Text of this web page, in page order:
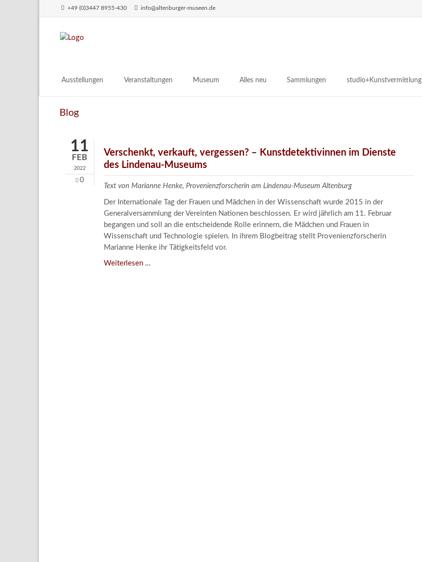
+49 (0)3447 8955-430 info@altenburger-museen.de
Ausstellungen
Aktuell
Veranstaltungen Museum
Digitales
Team
Publikationen
Aktuelle Publikationen
Bestandskataloge & Editionen
Alles neu
Länderübergreifende kulturtouristische Ziele
Sammlungen
Malerei 17.–19. Jh.
Restaurierung
Forschung
studio+Kunstvermittlung
Angebote für Erwachsene
Blog
11
FEB
2022
0
Verschenkt, verkauft, vergessen? – Kunstdetektivinnen im Dienste
des Lindenau-Museums
Text von Marianne Henke, Provenienzforscherin am Lindenau-Museum Altenburg
Der Internationale Tag der Frauen und Mädchen in der Wissenschaft wurde 2015 in der
Generalversammlung der Vereinten Nationen beschlossen. Er wird jährlich am 11. Februar
begangen und soll an die entscheidende Rolle erinnern, die Mädchen und Frauen in
Wissenschaft und Technologie spielen. In ihrem Blogbeitrag stellt Provenienzforscherin
Marianne Henke ihr Tätigkeitsfeld vor.
Weiterlesen …Verschenkt,